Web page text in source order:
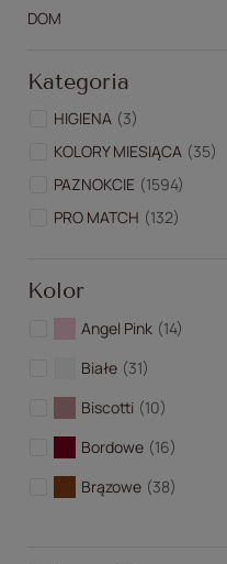
DOM
Kategoria
HIGIENA 3
KOLORY MIESIĄCA 35
PAZNOKCIE 1594
PRO MATCH
132
Kolor
Angel Pink 14
Białe 31
Biscotti
10
Bordowe 16
Brązowe 38